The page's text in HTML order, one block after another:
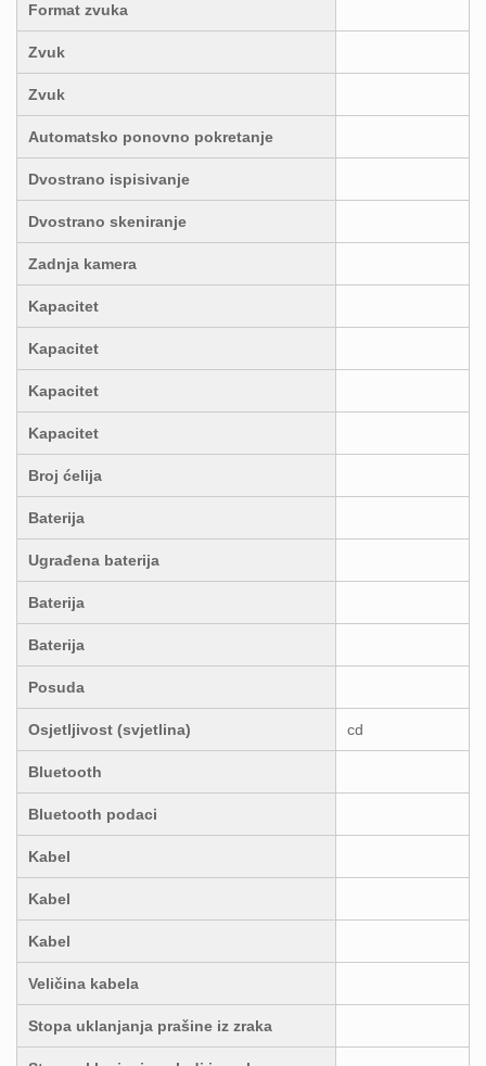
Format zvuka
Zvuk
Zvuk
Automatsko ponovno pokretanje
Dvostrano ispisivanje
Dvostrano skeniranje
Zadnja kamera
Kapacitet
Kapacitet
Kapacitet
Kapacitet
Broj ćelija
Baterija
Ugrađena baterija
Baterija
Baterija
Posuda
Osjetljivost (svjetlina) cd
Bluetooth
Bluetooth podaci
Kabel
Kabel
Kabel
Veličina kabela
Stopa uklanjanja prašine iz zraka